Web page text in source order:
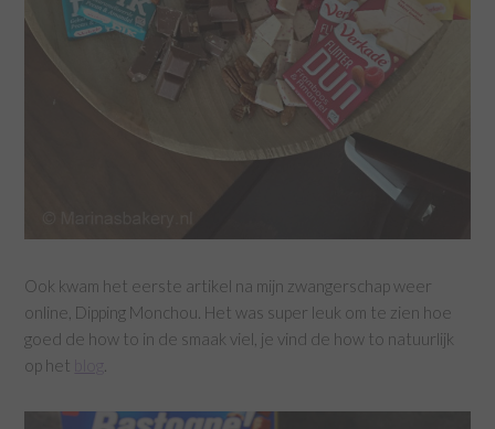
Ook kwam het eerste artikel na mijn zwangerschap weer
online, Dipping Monchou. Het was super leuk om te zien hoe
goed de how to in de smaak viel, je vind de how to natuurlijk
op het
blog